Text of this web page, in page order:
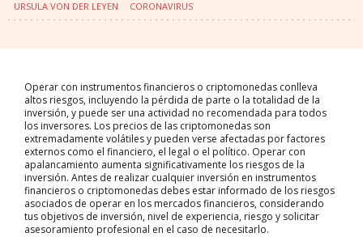
URSULA VON DER LEYEN
CORONAVIRUS
Operar con instrumentos financieros o criptomonedas conlleva
altos riesgos, incluyendo la pérdida de parte o la totalidad de la
inversión, y puede ser una actividad no recomendada para todos
los inversores. Los precios de las criptomonedas son
extremadamente volátiles y pueden verse afectadas por factores
externos como el financiero, el legal o el político. Operar con
apalancamiento aumenta significativamente los riesgos de la
inversión. Antes de realizar cualquier inversión en instrumentos
financieros o criptomonedas debes estar informado de los riesgos
asociados de operar en los mercados financieros, considerando
tus objetivos de inversión, nivel de experiencia, riesgo y solicitar
asesoramiento profesional en el caso de necesitarlo.